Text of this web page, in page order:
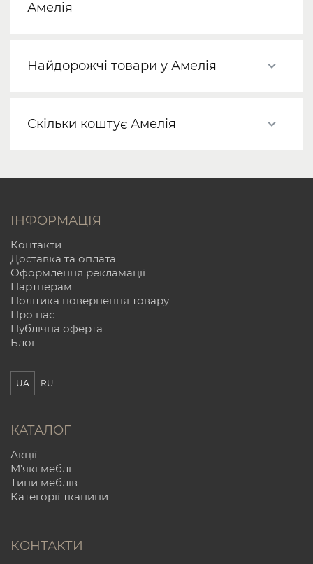
Амелія
Найдорожчі товари у Амелія
Скільки коштує Амелія
ІНФОРМАЦІЯ
Контакти
Доставка та оплата
Оформлення рекламації
Партнерам
Політика повернення товару
Про нас
Публічна оферта
Блог
UA RU
КАТАЛОГ
Акції
М’які меблі
Типи меблів
Категорії тканини
КОНТАКТИ